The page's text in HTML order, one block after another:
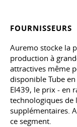
FOURNISSEURS
Auremo stocke la
production à
attractives même
disponible Tube
EI439, le prix - en
technologiques de
supplémentaires.
ce segment.